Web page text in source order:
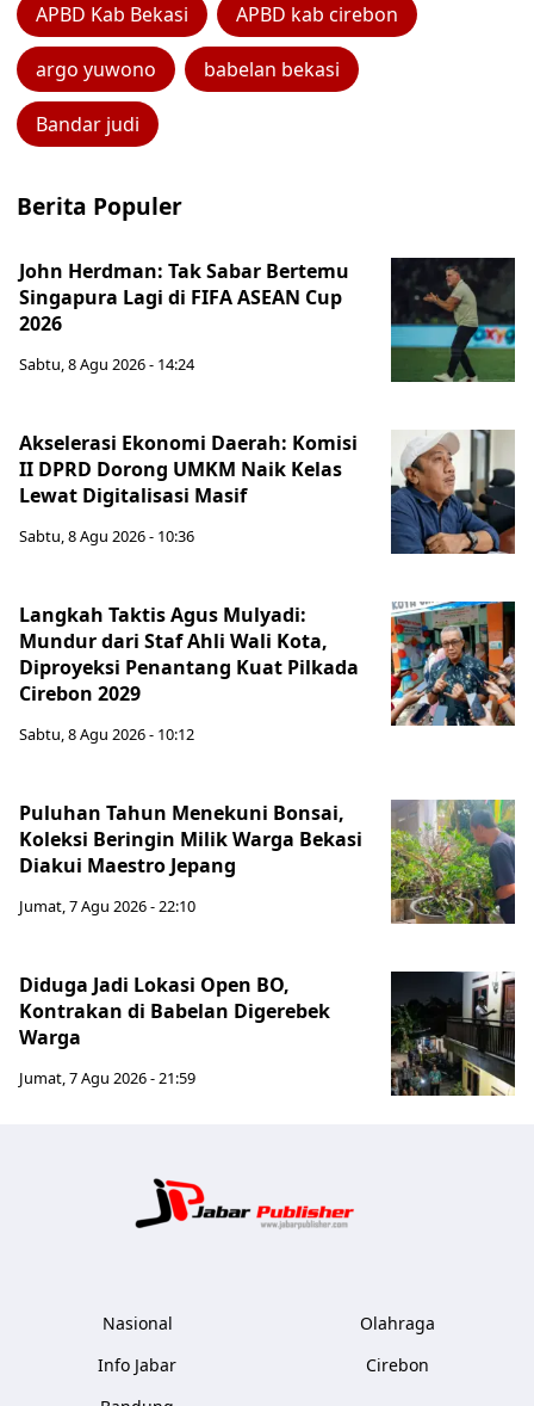
APBD Kab Bekasi APBD kab cirebon
argo yuwono babelan bekasi
Bandar judi
Berita Populer
John Herdman: Tak Sabar Bertemu
Singapura Lagi di FIFA ASEAN Cup
2026
Sabtu, 8 Agu 2026 - 14:24
Akselerasi Ekonomi Daerah: Komisi
II DPRD Dorong UMKM Naik Kelas
Lewat Digitalisasi Masif
Sabtu, 8 Agu 2026 - 10:36
Langkah Taktis Agus Mulyadi:
Mundur dari Staf Ahli Wali Kota,
Diproyeksi Penantang Kuat Pilkada
Cirebon 2029
Sabtu, 8 Agu 2026 - 10:12
Puluhan Tahun Menekuni Bonsai,
Koleksi Beringin Milik Warga Bekasi
Diakui Maestro Jepang
Jumat, 7 Agu 2026 - 22:10
Diduga Jadi Lokasi Open BO,
Kontrakan di Babelan Digerebek
Warga
Jumat, 7 Agu 2026 - 21:59
Nasional
Info Jabar
Olahraga
Cirebon